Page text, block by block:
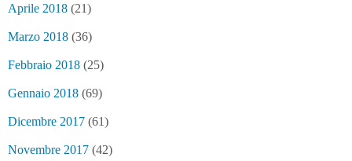
Aprile 2018 (21)
Marzo 2018 (36)
Febbraio 2018 (25)
Gennaio 2018 (69)
Dicembre 2017 (61)
Novembre 2017 (42)